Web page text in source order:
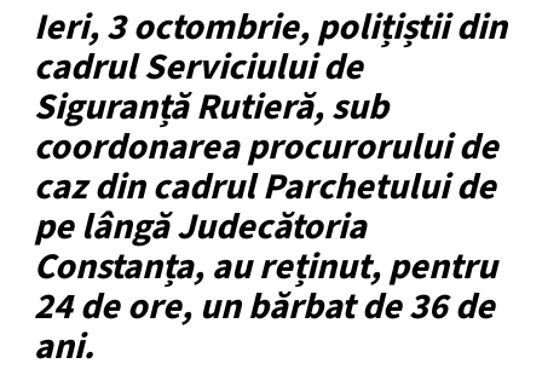
Ieri, 3 octombrie, polițiștii din
cadrul Serviciului de
Siguranță Rutieră, sub
coordonarea procurorului de
caz din cadrul Parchetului de
pe lângă Judecătoria
Constanța, au reținut, pentru
24 de ore, un bărbat de 36 de
ani.